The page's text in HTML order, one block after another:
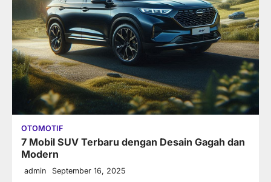
OTOMOTIF
7 Mobil SUV Terbaru dengan Desain Gagah dan
Modern
admin September 16, 2025